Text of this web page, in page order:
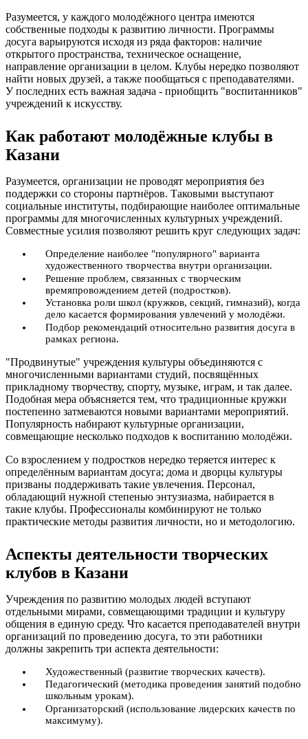
Разумеется, у каждого молодёжного центра имеются
собственные подходы к развитию личности. Программы
досуга варьируются исходя из ряда факторов: наличие
открытого пространства, техническое оснащение,
направление организации в целом. Клубы нередко позволяют
найти новых друзей, а также пообщаться с преподавателями.
У последних есть важная задача - приобщить "воспитанников"
учреждений к искусству.
Как работают молодёжные клубы в
Казани
Разумеется, организации не проводят мероприятия без
поддержки со стороны партнёров. Таковыми выступают
социальные институты, подбирающие наиболее оптимальные
программы для многочисленных культурных учреждений.
Совместные усилия позволяют решить круг следующих задач:
Определение наиболее "популярного" варианта
художественного творчества внутри организации.
Решение проблем, связанных с творческим
времяпровождением детей (подростков).
Установка роли школ (кружков, секций, гимназий), когда
дело касается формирования увлечений у молодёжи.
Подбор рекомендаций относительно развития досуга в
рамках региона.
"Продвинутые" учреждения культуры объединяются с
многочисленными вариантами студий, посвящённых
прикладному творчеству, спорту, музыке, играм, и так далее.
Подобная мера объясняется тем, что традиционные кружки
постепенно затмеваются новыми вариантами мероприятий.
Популярность набирают культурные организации,
совмещающие несколько подходов к воспитанию молодёжи.
Со взрослением у подростков нередко теряется интерес к
определённым вариантам досуга; дома и дворцы культуры
призваны поддерживать такие увлечения. Персонал,
обладающий нужной степенью энтузиазма, набирается в
такие клубы. Профессионалы комбинируют не только
практические методы развития личности, но и методологию.
Аспекты деятельности творческих
клубов в Казани
Учреждения по развитию молодых людей вступают
отдельными мирами, совмещающими традиции и культуру
общения в единую среду. Что касается преподавателей внутри
организаций по проведению досуга, то эти работники
должны закрепить три аспекта деятельности:
Художественный (развитие творческих качеств).
Педагогический (методика проведения занятий подобно
школьным урокам).
Организаторский (использование лидерских качеств по
максимуму).